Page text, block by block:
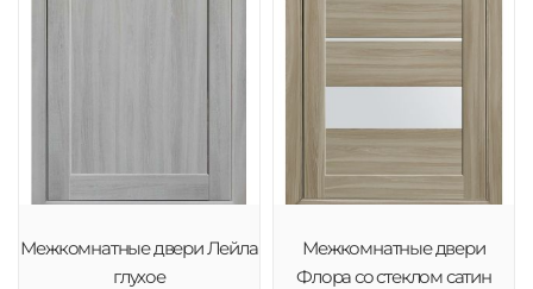
Межкомнатные двери Лейла
глухое
Межкомнатные двери
Флора со стеклом сатин